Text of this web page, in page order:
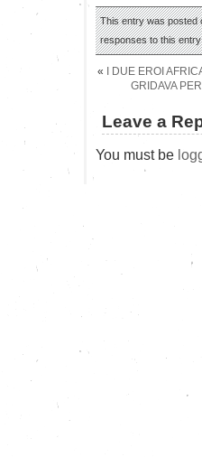
This entry was posted
responses to this
«
I DUE EROI
GRIDAVA
Leave a
You must be